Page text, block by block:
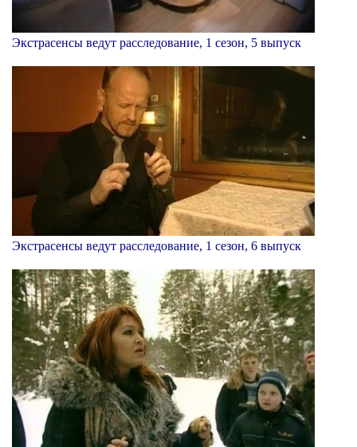
Экстрасенсы ведут расследование, 1 сезон, 5 выпуск
Экстрасенсы ведут расследование, 1 сезон, 6 выпуск